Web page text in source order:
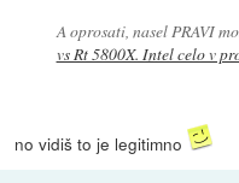
A oprosati, nasel PRAVI
vs Rt 5800X. Intel celo v
no vidiš to je legitimno